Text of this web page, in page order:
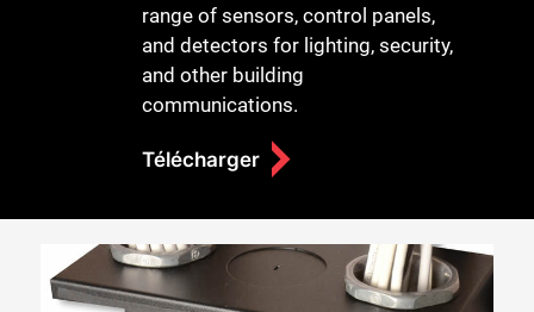
range of sensors, control panels,
and detectors for lighting, security,
and other building
communications.
Télécharger